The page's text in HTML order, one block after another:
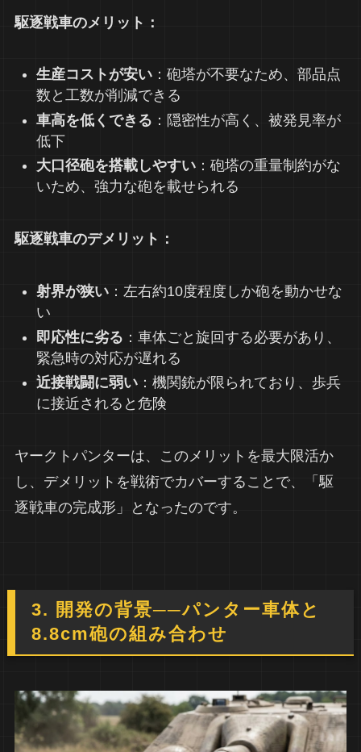
駆逐戦車のメリット：
生産コストが安い：砲塔が不要なため、部品点
数と工数が削減できる
車高を低くできる ：隠密性が高く、被発見率が
低下
大口径砲を搭載しやすい：砲塔の重量制約がな
いため、強力な砲を載せられる
駆逐戦車のデメリット：
射界が狭い：左右約10度程度しか砲を動かせな
い
即応性に劣る ：車体ごと旋回する必要があり、
緊急時の対応が遅れる
近接戦闘に弱い：機関銃が限られており、歩兵
に接近されると危険
ヤークトパンターは、このメリットを最大限活か
し、デメリットを戦術でカバーすることで、「駆
逐戦車の完成形」となったのです。
3. 開発の背景──パンター車体と
8.8cm砲の組み合わせ